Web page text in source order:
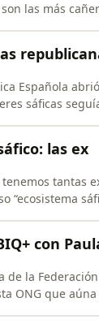
las más
te v
Española
sáficas
lo halas ex
tenemos tantas
“ecosistema
Ana
con
la
ONG que